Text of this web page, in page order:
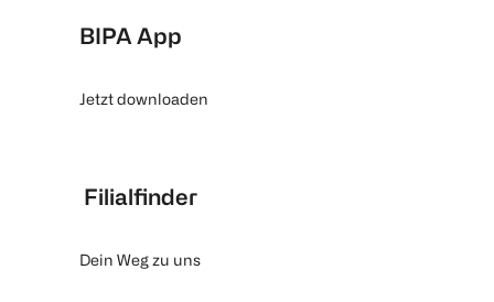
BIPA App
Jetzt downloaden
Filialfinder
Dein Weg zu uns